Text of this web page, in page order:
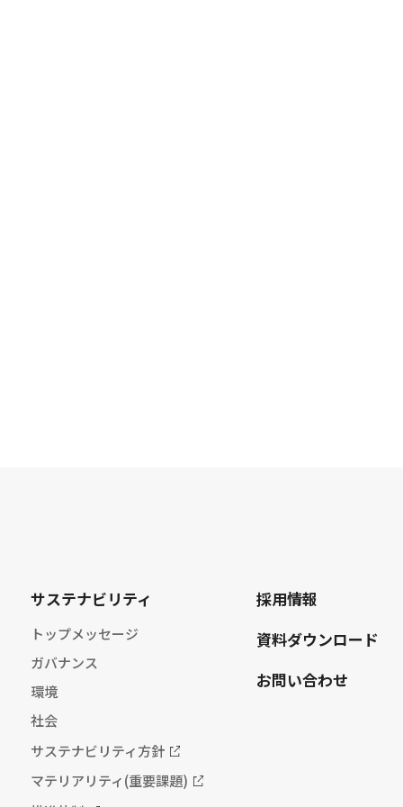
サステナビリティ
トップメッセージ
ガバナンス
環境
社会
サステナビリティ方針
マテリアリティ(重要課題)
採用情報
資料ダウンロード
お問い合わせ